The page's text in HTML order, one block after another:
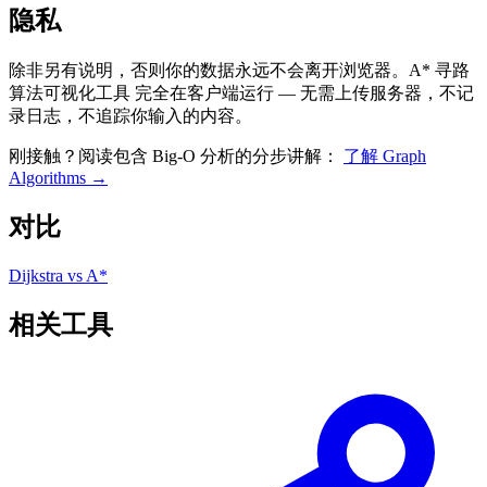
隐私
除非另有说明，否则你的数据永远不会离开浏览器。A* 寻路
算法可视化工具 完全在客户端运行 — 无需上传服务器，不记
录日志，不追踪你输入的内容。
刚接触？阅读包含 Big-O 分析的分步讲解： 了解 Graph
Algorithms →
对比
Dijkstra vs A*
相关工具